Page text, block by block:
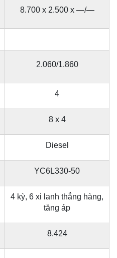
8.700 x 2.500 x —/—
2.060/1.860
4
8 x 4
Diesel
YC6L330-50
4 kỳ, 6 xi lanh thẳng hàng,
tăng áp
8.424